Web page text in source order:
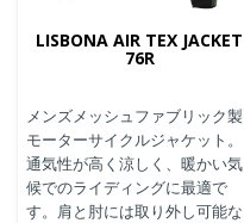
LISBONA AIR TEX JACKET
76R
メンズメッシュファブリック製
モーターサイクルジャケット。
通気性が高く涼しく、暖かい気
候でのライディングに最適で
す。肩と肘には取り外し可能な